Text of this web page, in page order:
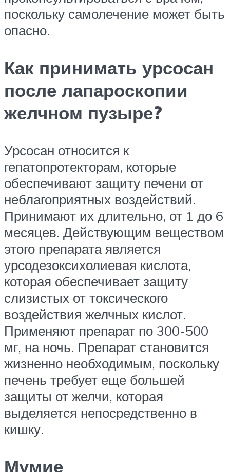
поскольку самолечение может быть
опасно.
Как принимать урсосан
после лапароскопии
желчном пузыре?
Урсосан относится к
гепатопротекторам, которые
обеспечивают защиту печени от
неблагоприятных воздействий.
Принимают их длительно, от 1 до 6
месяцев. Действующим веществом
этого препарата является
урсодезоксихолиевая кислота,
которая обеспечивает защиту
слизистых от токсического
воздействия желчных кислот.
Применяют препарат по 300-500
мг, на ночь. Препарат становится
жизненно необходимым, поскольку
печень требует еще большей
защиты от желчи, которая
выделяется непосредственно в
кишку.
Мумие